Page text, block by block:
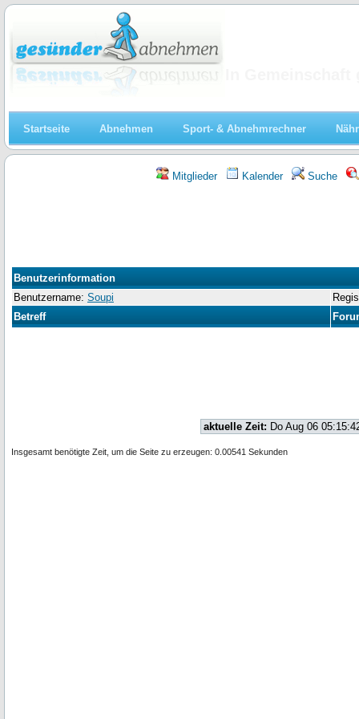
Startseite Abnehmen Sport- & Abnehmrechner
Mitglieder Kalender Suche
Benutzerinformation
Benutzername: Soupi
Betreff
aktuelle Zeit: Do Aug 06
Insgesamt benötigte Zeit, um die Seite zu erzeugen: 0.00541 Sekunden